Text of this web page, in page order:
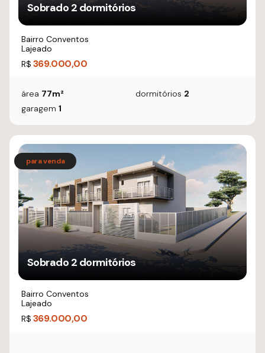
Sobrado 2 dormitórios
Bairro Conventos
Lajeado
R$ 369.000,00
área 77m² dormitórios 2
garagem 1
Sobrado 2 dormitórios
Bairro Conventos
Lajeado
R$ 369.000,00